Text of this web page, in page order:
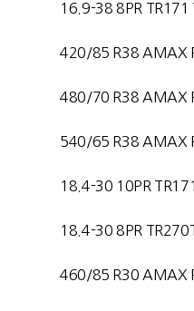
16.9-38 8PR TR171
420/85 R38 AMAX
480/70 R38 AMAX
540/65 R38 AMAX
18.4-30 10PR
18.4-30 8PR
460/85 R30 AMAX